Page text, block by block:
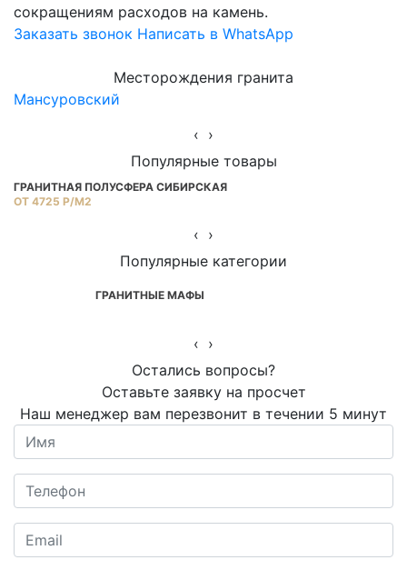
сокращениям расходов на камень.
Заказать звонок Написать в WhatsApp
Месторождения гранита
Мансуровский
‹ ›
Популярные товары
ГРАНИТНАЯ ПОЛУСФЕРА СИБИРСКАЯ
ОТ 4725 Р/М2
‹ ›
Популярные категории
ГРАНИТНЫЕ МАФЫ
‹ ›
Остались вопросы?
Оставьте заявку на просчет
Наш менеджер вам перезвонит в течении 5 минут